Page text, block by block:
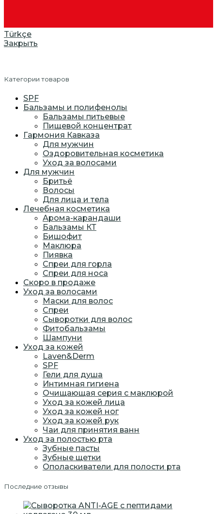
Türkçe
Закрыть
Категории товаров
SPF
Бальзамы и полифенолы
Бальзамы питьевые
Пищевой концентрат
Гармония Кавказа
Для мужчин
Оздоровительная косметика
Уход за волосами
Для мужчин
Бритьё
Волосы
Для лица и тела
Лечебная косметика
Арома-карандаши
Бальзамы КТ
Бишофит
Маклюра
Пиявка
Спреи для горла
Спреи для носа
Скоро в продаже
Уход за волосами
Маски для волос
Спреи
Сыворотки для волос
Фитобальзамы
Шампуни
Уход за кожей
Laven&Derm
SPF
Гели для душа
Интимная гигиена
Очищающая серия с маклюрой
Уход за кожей лица
Уход за кожей ног
Уход за кожей рук
Чаи для принятия ванн
Уход за полостью рта
Зубные пасты
Зубные щетки
Ополаскиватели для полости рта
Последние отзывы